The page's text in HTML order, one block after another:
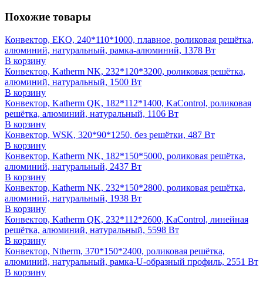
Похожие товары
Конвектор, EKQ, 240*110*1000, плавное, роликовая решётка,
алюминий, натуральный, рамка-алюминий, 1378 Вт
В корзину
Конвектор, Katherm NK, 232*120*3200, роликовая решётка,
алюминий, натуральный, 1500 Вт
В корзину
Конвектор, Katherm QK, 182*112*1400, KaControl, роликовая
решётка, алюминий, натуральный, 1106 Вт
В корзину
Конвектор, WSK, 320*90*1250, без решётки, 487 Вт
В корзину
Конвектор, Katherm NK, 182*150*5000, роликовая решётка,
алюминий, натуральный, 2437 Вт
В корзину
Конвектор, Katherm NK, 232*150*2800, роликовая решётка,
алюминий, натуральный, 1938 Вт
В корзину
Конвектор, Katherm QK, 232*112*2600, KaControl, линейная
решётка, алюминий, натуральный, 5598 Вт
В корзину
Конвектор, Ntherm, 370*150*2400, роликовая решётка,
алюминий, натуральный, рамка-U-образный профиль, 2551 Вт
В корзину